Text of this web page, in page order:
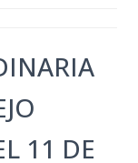
11 DE